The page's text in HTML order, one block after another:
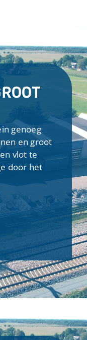
genoeg
en groot
vlot te
door het